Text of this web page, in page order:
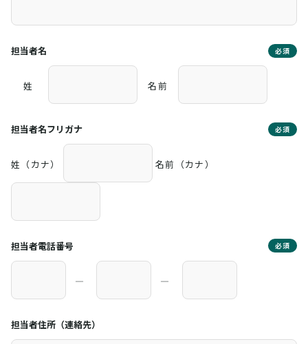
担当者名 必須
姓 名前
担当者名フリガナ 必須
姓（カナ） 名前（カナ）
担当者電話番号 必須
― ―
担当者住所（連絡先）